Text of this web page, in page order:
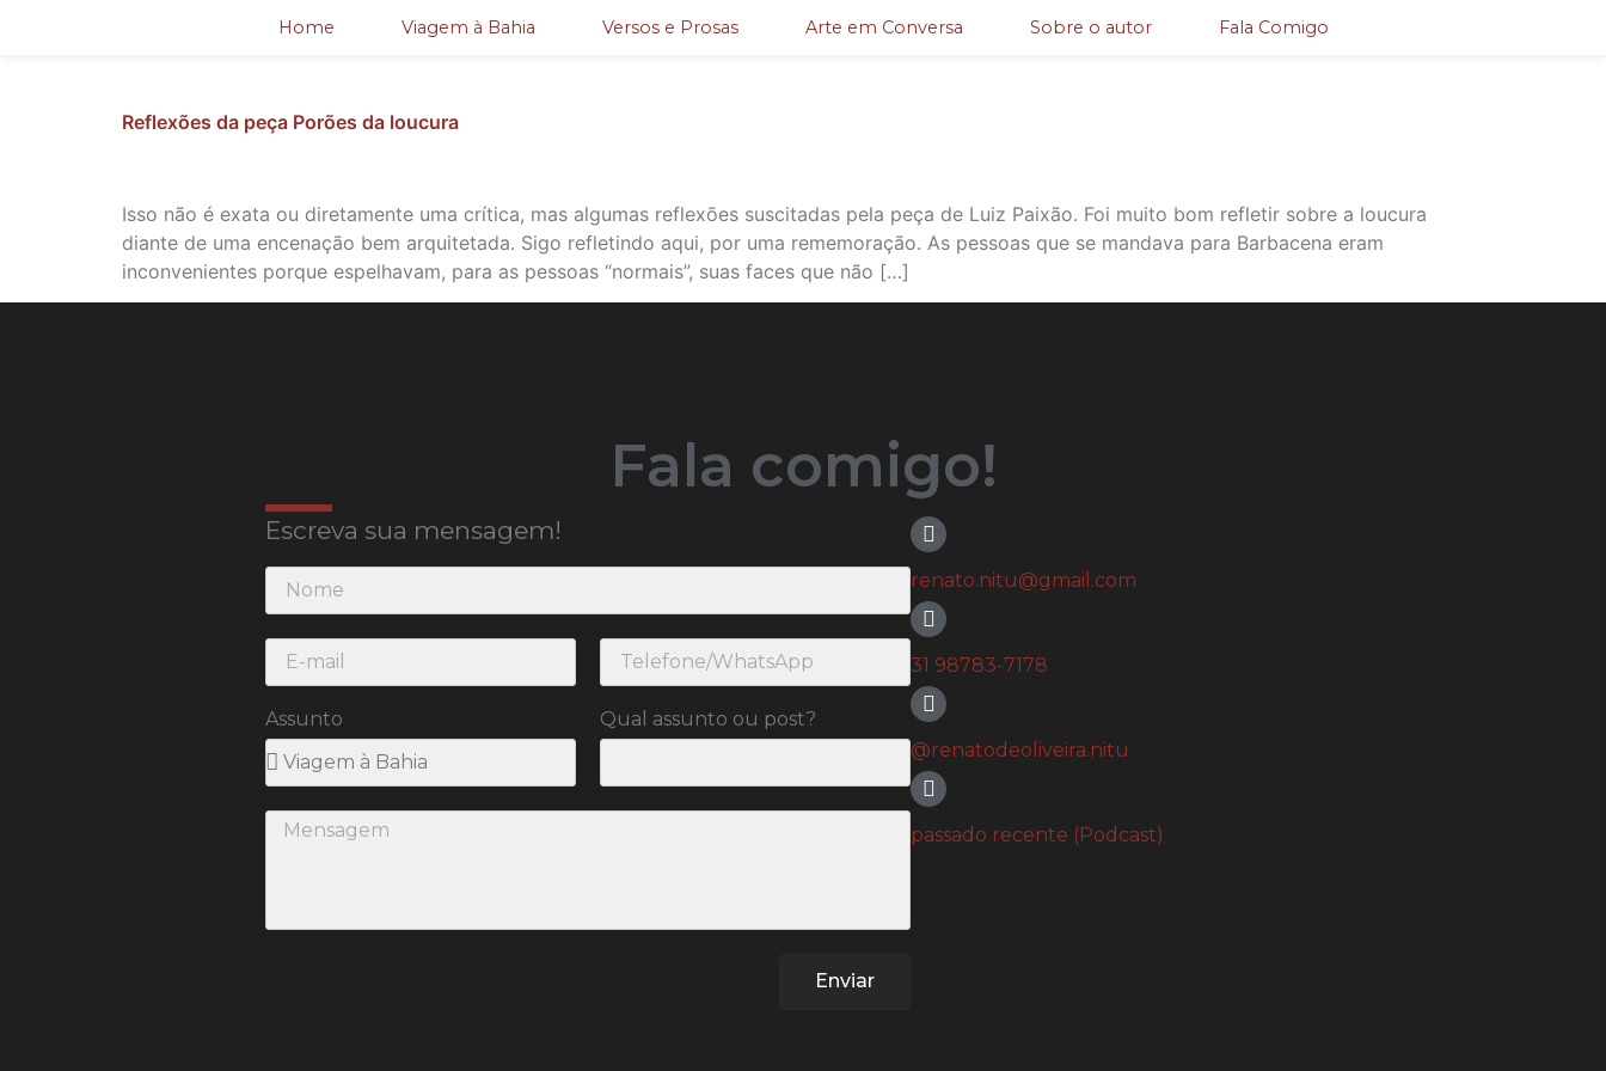
Home Viagem à Bahia Versos e Prosas Arte em Conversa Sobre o autor Fala Comigo
Reflexões da peça Porões da loucura
Isso não é exata ou diretamente uma crítica, mas algumas reflexões suscitadas pela peça de Luiz Paixão. Foi muito bom refletir sobre a loucura
diante de uma encenação bem arquitetada. Sigo refletindo aqui, por uma rememoração. As pessoas que se mandava para Barbacena eram
inconvenientes porque espelhavam, para as pessoas “normais”, suas faces que não […]
Fala comigo!
Escreva sua mensagem!
Assunto Qual assunto ou post?
Enviar
renato.nitu@gmail.com
31 98783-7178
@renatodeoliveira.nitu
passado recente (Podcast)